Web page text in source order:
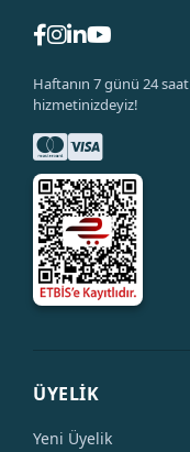
Haftanın 7 günü 24 saat
hizmetinizdeyiz!
ÜYELİK
Yeni Üyelik